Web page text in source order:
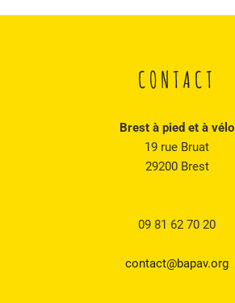
CONTACT
Brest à pied et à vélo
19 rue Bruat
29200 Brest
09 81 62 70 20
contact@bapav.org